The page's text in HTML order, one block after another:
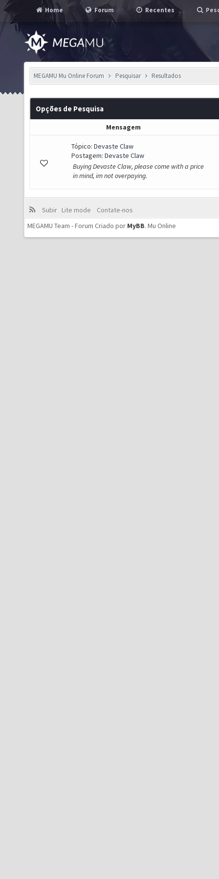
Home Forum Recentes
MEGAMU Mu Online Forum Pesquisar Resultados
Opções de Pesquisa
Mensagem
Tópico: Devaste Claw
Postagem: Devaste Claw
Buying Devaste Claw, please come with a price
in mind, im not overpaying.
Subir Lite mode
Contate-nos
MEGAMU Team - Forum Criado por MyBB. Mu Online